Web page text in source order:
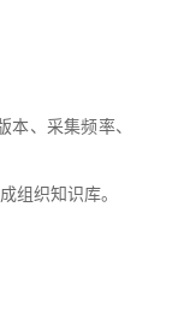
、采集频率、
组织知识库。